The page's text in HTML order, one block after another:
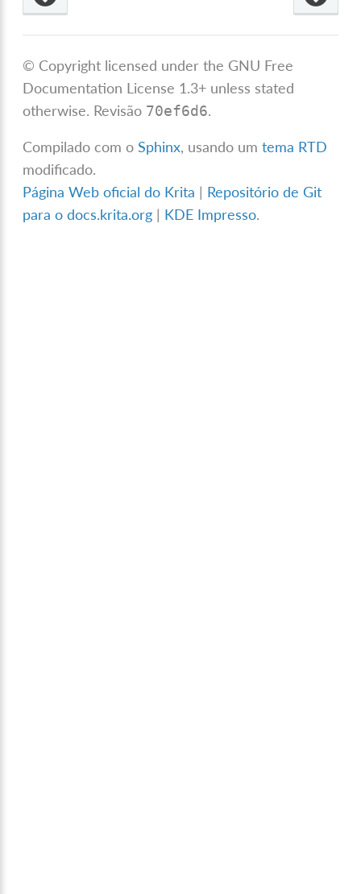
© Copyright licensed under the GNU Free
Documentation License 1.3+ unless stated
otherwise. Revisão 70ef6d6.
Compilado com oSphinx, usando umtema RTD
modificado.
Página Web oficial do Krita | Repositório de Git
para o docs.krita.org | KDE Impresso.